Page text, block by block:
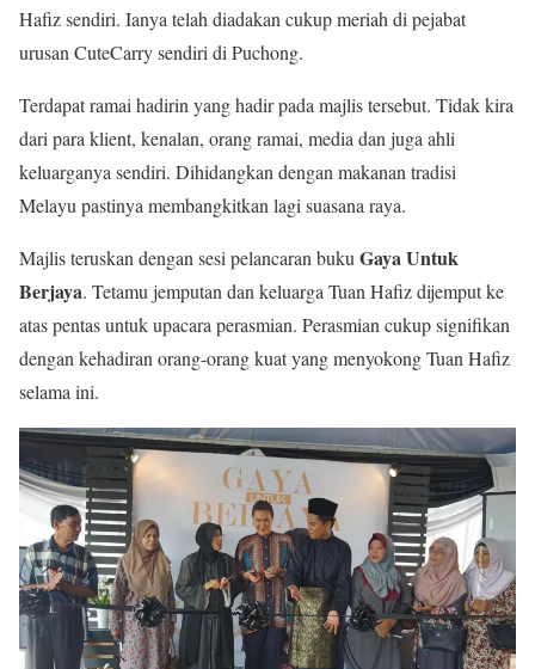
Hafiz sendiri. Ianya telah diadakan cukup meriah di pejabat
urusan CuteCarry sendiri di Puchong.
Terdapat ramai hadirin yang hadir pada majlis tersebut. Tidak kira
dari para klient, kenalan, orang ramai, media dan juga ahli
keluarganya sendiri. Dihidangkan dengan makanan tradisi
Melayu pastinya membangkitkan lagi suasana raya.
Majlis teruskan dengan sesi pelancaran bukuGaya Untuk
Berjaya. Tetamu jemputan dan keluarga Tuan Hafiz dijemput ke
atas pentas untuk upacara perasmian. Perasmian cukup signifikan
dengan kehadiran orang-orang kuat yang menyokong Tuan Hafiz
selama ini.